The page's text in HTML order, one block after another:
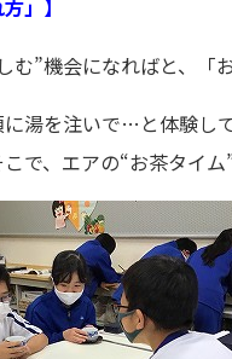
」】
む”機会になればと、「
湯を注いで…と体験し
で、エアの“お茶タイム